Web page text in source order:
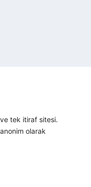
tek itiraf sitesi.
olarak